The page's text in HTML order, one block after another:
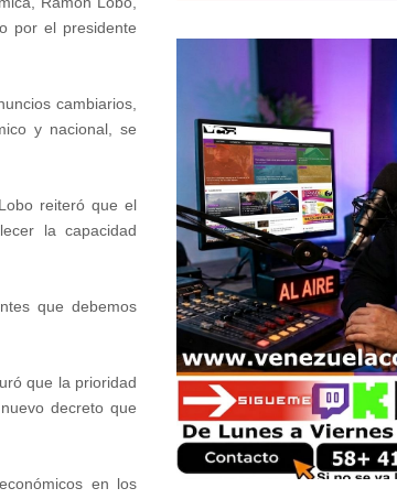
por el presidente
cambiarios,
y nacional, se
reiteró que el
la capacidad
que debemos
que la prioridad
decreto que
en los